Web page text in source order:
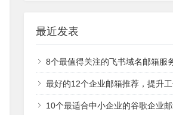
最近发表
8个最值得关注的飞书域名邮箱服务，提
最好的12个企业邮箱推荐，提升工作效率
10个最适合中小企业的谷歌企业